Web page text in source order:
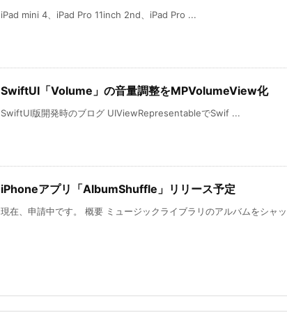
iPad mini 4、iPad Pro 11inch 2nd、iPad Pro ...
SwiftUI「Volume」の音量調整をMPVolumeView化
SwiftUI版開発時のブログ UIViewRepresentableでSwif ...
iPhoneアプリ「AlbumShuffle」リリース予定
現在、申請中です。 概要 ミュージックライブラリのアルバムをシャ